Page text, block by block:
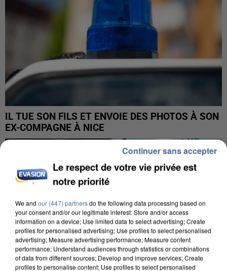
IL TUE SON FILS ET ENVOIE DES PHOTOS À SON
EX-COMPAGNE À NICE
Le respect de votre vie privée est
notre priorité
We and our (447) partnersdo the following data processing based on
your consent and/or our legitimate interest: Store and/or access
information on a device; Use limited data to select advertising; Create
profiles for personalised advertising; Use profiles to select personalised
advertising; Measure advertising performance; Measure content
performance; Understand audiences through statistics or combinations
of data from different sources; Develop and improve services; Create
profiles to personalise content; Use profiles to select personalised
Continuer sans accepter